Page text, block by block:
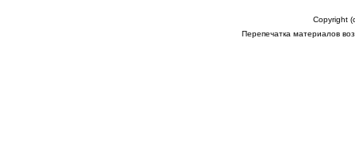
Copyright
Перепечатка материалов